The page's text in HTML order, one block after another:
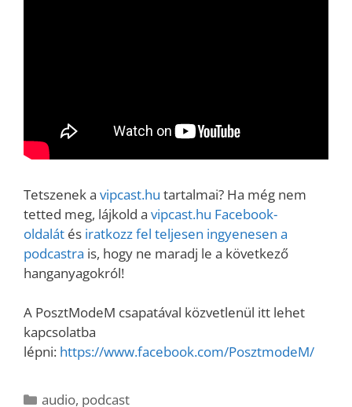
Tetszenek a vipcast.hu tartalmai? Ha még nem
tetted meg, lájkold a vipcast.hu Facebook-
oldalát és iratkozz fel teljesen ingyenesen a
podcastra is, hogy ne maradj le a következő
hanganyagokról!
A PosztModeM csapatával közvetlenül itt lehet
kapcsolatba
lépni: https://www.facebook.com/PosztmodeM/
Kategória
audio, podcast